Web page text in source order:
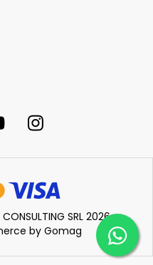
SRL 2026
by Gomag